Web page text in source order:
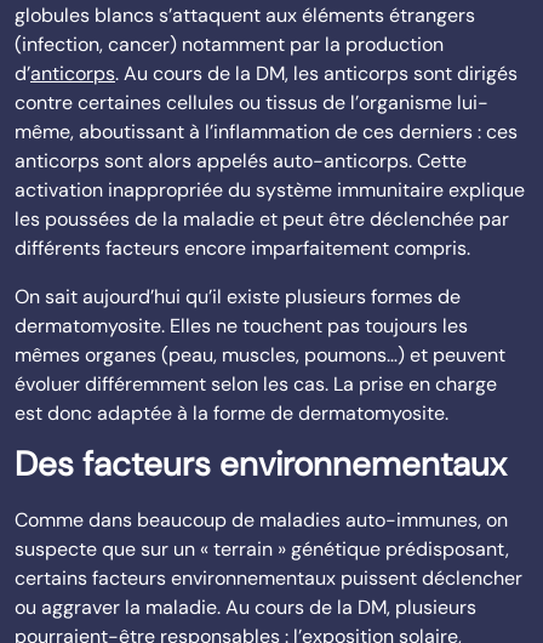
globules blancs s’attaquent aux éléments étrangers
(infection, cancer) notamment par la production
d’anticorps. Au cours de la DM, les anticorps sont dirigés
contre certaines cellules ou tissus de l’organisme lui-
même, aboutissant à l’inflammation de ces derniers : ces
anticorps sont alors appelés auto-anticorps. Cette
activation inappropriée du système immunitaire explique
les poussées de la maladie et peut être déclenchée par
différents facteurs encore imparfaitement compris.
On sait aujourd’hui qu’il existe plusieurs formes de
dermatomyosite. Elles ne touchent pas toujours les
mêmes organes (peau, muscles, poumons…) et peuvent
évoluer différemment selon les cas. La prise en charge
est donc adaptée à la forme de dermatomyosite.
Des facteurs environnementaux
Comme dans beaucoup de maladies auto-immunes, on
suspecte que sur un « terrain » génétique prédisposant,
certains facteurs environnementaux puissent déclencher
ou aggraver la maladie. Au cours de la DM, plusieurs
pourraient-être responsables : l’exposition solaire,